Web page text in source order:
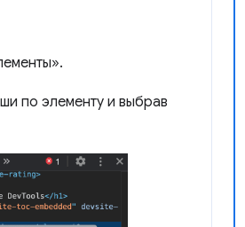
по элементу и выбрав